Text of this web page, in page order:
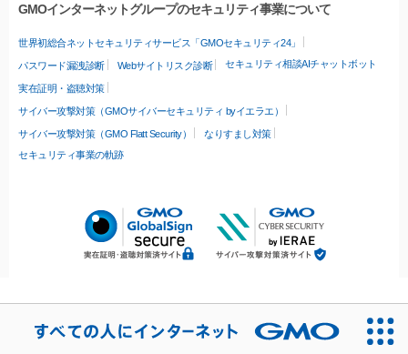
GMOインターネットグループのセキュリティ事業について
世界初総合ネットセキュリティサービス「GMOセキュリティ24」
パスワード漏洩診断 Webサイトリスク診断 セキュリティ相談AIチャットボット
実在証明・盗聴対策
サイバー攻撃対策（GMOサイバーセキュリティ byイエラエ）
サイバー攻撃対策（GMO Flatt Security）
なりすまし対策
セキュリティ事業の軌跡